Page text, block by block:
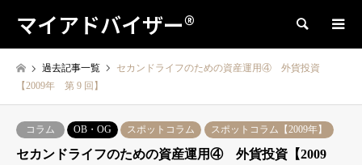
マイアドバイザー® 検索
過去記事一覧
セカンドライフのための資産運用④ 外貨投資
【2009年 第 9 回】
コラム OB・OG スポットコラム スポットコラム【2009年】
セカンドライフのための資産運用④ 外貨投資【2009